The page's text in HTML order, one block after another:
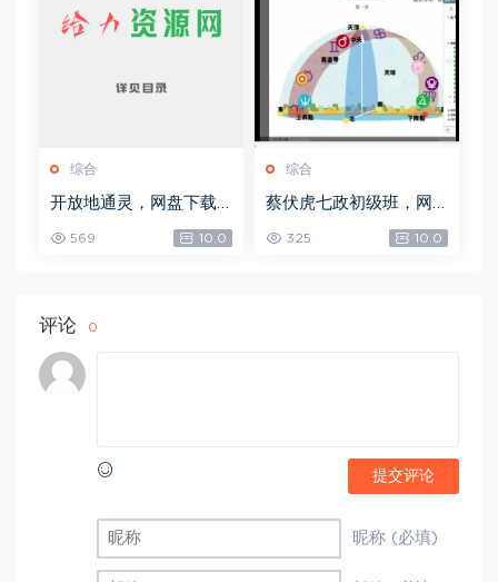
综合
开放地通灵，网盘下载
569 10.0
综合
蔡伏虎七政初级班，网
325 10.0
评论 0
提交评论
昵称 (必填)